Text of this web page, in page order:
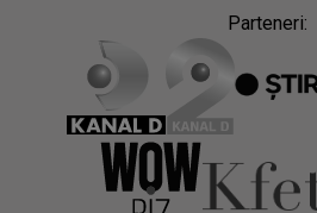
Parteneri: